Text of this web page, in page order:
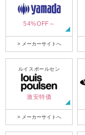
54%OFF～
> メーカーサイトへ
ルイスポールセン
激安特価
> メーカーサイトへ